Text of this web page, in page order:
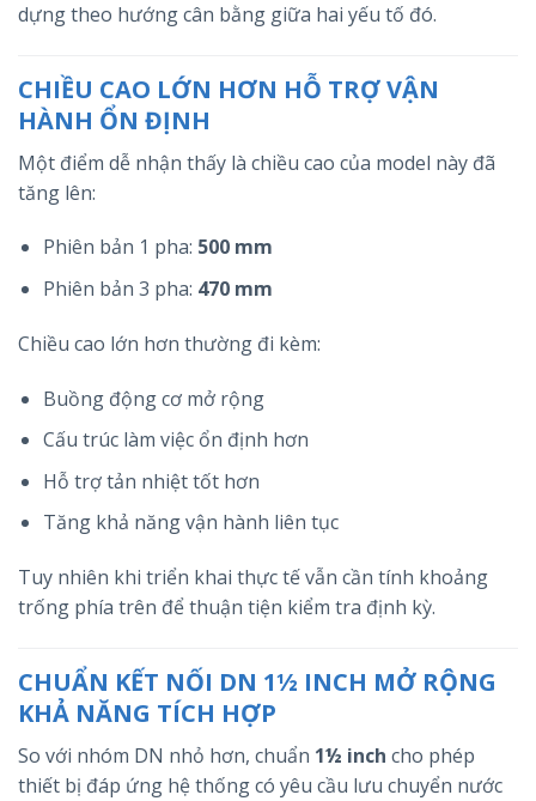
dựng theo hướng cân bằng giữa hai yếu tố đó.
CHIỀU CAO LỚN HƠN HỖ TRỢ VẬN
HÀNH ỔN ĐỊNH
Một điểm dễ nhận thấy là chiều cao của model này đã
tăng lên:
Phiên bản 1 pha: 500 mm
Phiên bản 3 pha: 470 mm
Chiều cao lớn hơn thường đi kèm:
Buồng động cơ mở rộng
Cấu trúc làm việc ổn định hơn
Hỗ trợ tản nhiệt tốt hơn
Tăng khả năng vận hành liên tục
Tuy nhiên khi triển khai thực tế vẫn cần tính khoảng
trống phía trên để thuận tiện kiểm tra định kỳ.
CHUẨN KẾT NỐI DN 1½ INCH MỞ RỘNG
KHẢ NĂNG TÍCH HỢP
So với nhóm DN nhỏ hơn, chuẩn 1½ inch cho phép
thiết bị đáp ứng hệ thống có yêu cầu lưu chuyển nước